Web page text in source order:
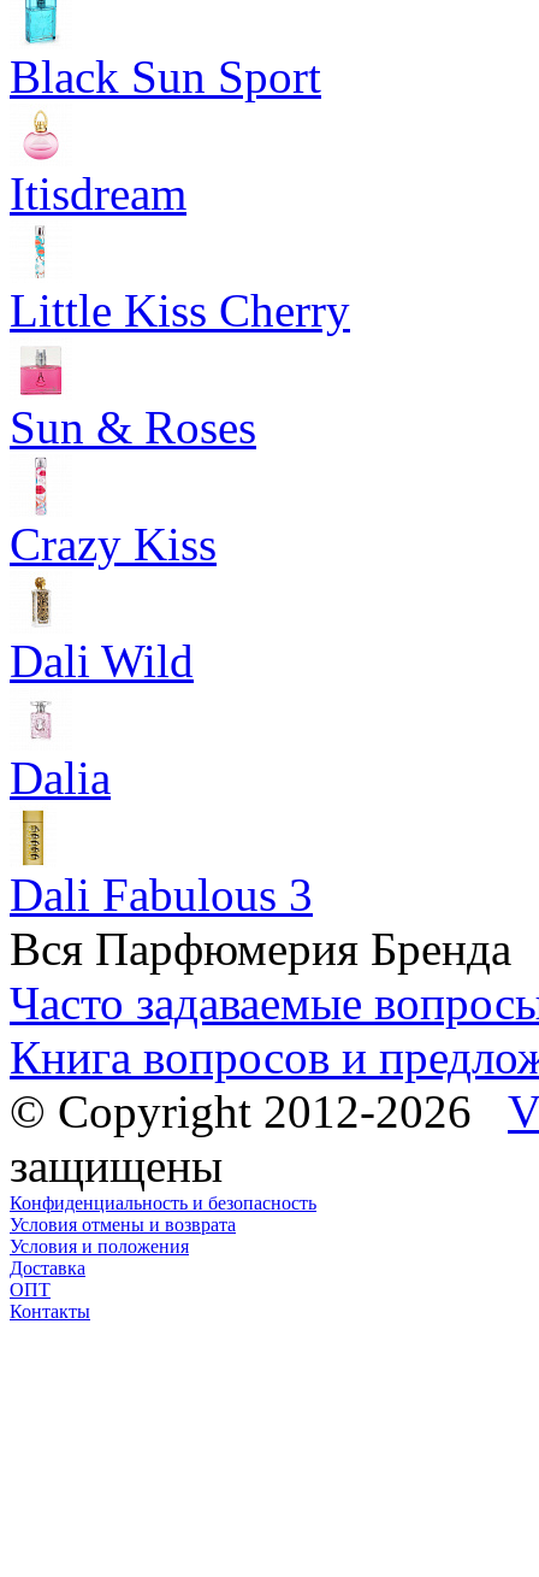
Black Sun Sport
Itisdream
Little Kiss Cherry
Sun & Roses
Crazy Kiss
Dali Wild
Dalia
Dali Fabulous 3
Вся Парфюмерия Бренда
Часто задаваемые
Книга вопросов и
© Copyright 2012-2026
защищены
Конфиденциальность и безопасность
Условия отмены и возврата
Условия и положения
Доставка
ОПТ
Контакты